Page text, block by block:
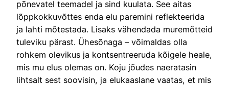
põnevatel teemadel ja sind kuulata. See aitas
lõppkokkuvõttes enda elu paremini reflekteerida
ja lahti mõtestada. Lisaks vähendada muremõtteid
tuleviku pärast. Ühesõnaga – võimaldas olla
rohkem olevikus ja kontsentreeruda kõigele heale,
mis mu elus olemas on. Koju jõudes naeratasin
lihtsalt sest soovisin, ja elukaaslane vaatas, et mis